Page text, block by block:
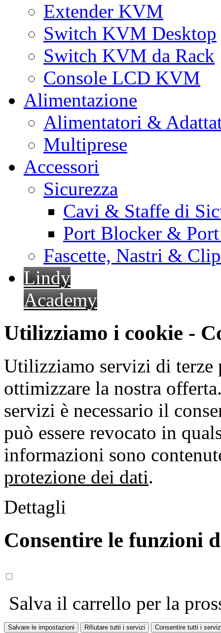
Extender KVM
Switch KVM Desktop
Switch KVM da Rack
Console LCD KVM
Alimentazione
Alimentatori &
Multiprese
Accessori
Sicurezza
Cavi & Staffe di
Port Blocker &
Fascette, Nastri &
Lindy
Academy
Utilizziamo i cookie -
Utilizziamo servizi di terze
ottimizzare la nostra
servizi è necessario il
può essere revocato in
informazioni sono
protezione dei dati.
Dettagli
Consentire le funzioni
Salva il carrello per la
Salvare le impostazioni Rifiutare tutti i servizi Consentire tutti i